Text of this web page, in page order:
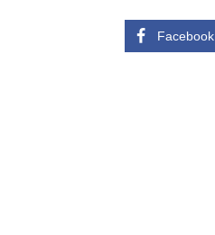
Facebook